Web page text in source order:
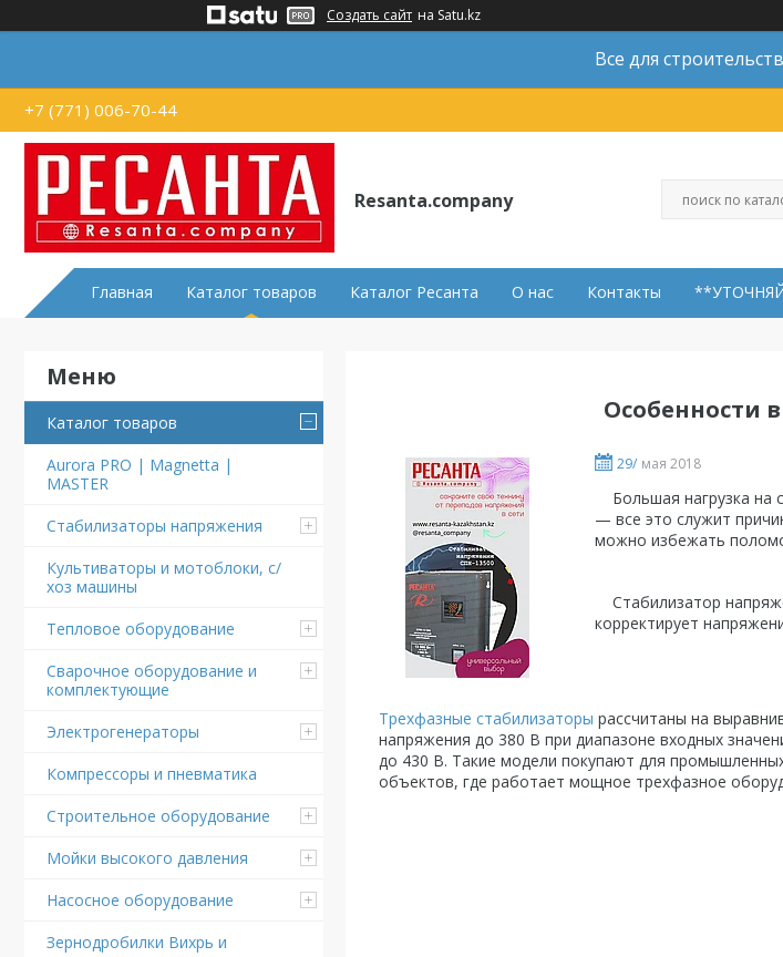
Создать сайт на Satu.kz
Все для
+7 (771) 006-70-44
Resanta.company
Главная Каталог товаров Каталог Ресанта О нас Контакты
Каталог товаров
Aurora PRO | Magnetta |
MASTER
Стабилизаторы напряжения
Культиваторы и мотоблоки, с/
хоз машины
Тепловое оборудование
Сварочное оборудование и
комплектующие
Электрогенераторы
Компрессоры и пневматика
Строительное оборудование
Мойки высокого давления
Насосное оборудование
Зернодробилки Вихрь и
Особенности
29/ мая 2018
Большая нагрузка на
— все это служит
можно избежать
Стабилизатор
корректирует
Трехфазные стабилизаторы рассчитаны на
напряжения до 380 В при диапазоне входных
до 430 В. Такие модели покупают для
объектов, где работает мощное трехфазное